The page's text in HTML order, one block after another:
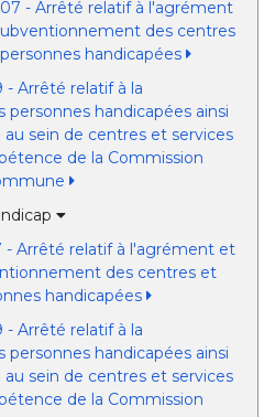
- Arrêté relatif à l'agrément
des centres
handicapées
- Arrêté relatif à la
personnes handicapées ainsi
au sein de centres et services
de la Commission
- Arrêté relatif à l'agrément et
des centres et
handicapées
- Arrêté relatif à la
personnes handicapées ainsi
au sein de centres et services
de la Commission